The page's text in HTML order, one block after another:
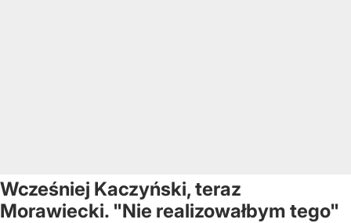
Wcześniej Kaczyński, teraz
Morawiecki. "Nie realizowałbym tego"